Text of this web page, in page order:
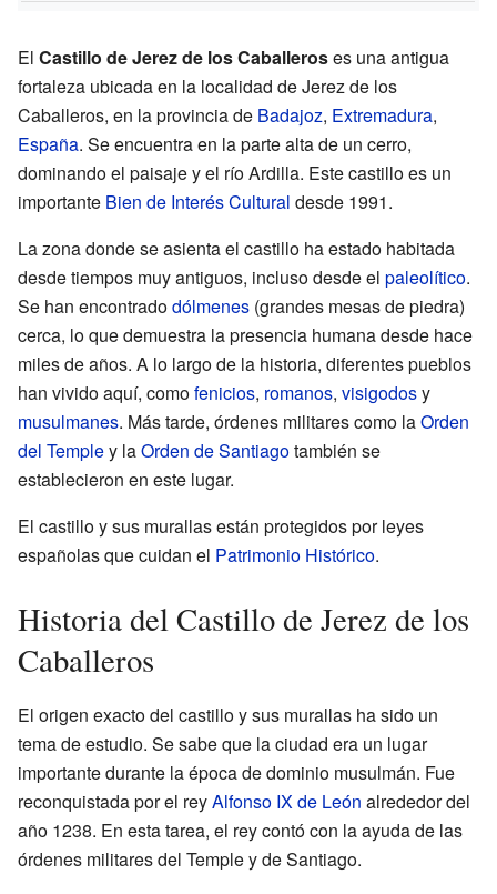
El Castillo de Jerez de los Caballeroses una antigua
fortaleza ubicada en la localidad de Jerez de los
Caballeros, en la provincia de Badajoz, Extremadura,
España. Se encuentra en la parte alta de un cerro,
dominando el paisaje y el río Ardilla. Este castillo es un
importante Bien de Interés Cultural desde 1991.
La zona donde se asienta el castillo ha estado habitada
desde tiempos muy antiguos, incluso desde el paleolítico.
Se han encontradodólmenes (grandes mesas de piedra)
cerca, lo que demuestra la presencia humana desde hace
miles de años. A lo largo de la historia, diferentes pueblos
han vivido aquí, comofenicios, romanos, visigodosy
musulmanes. Más tarde, órdenes militares como laOrden
del Templey laOrden de Santiagotambién se
establecieron en este lugar.
El castillo y sus murallas están protegidos por leyes
españolas que cuidan el Patrimonio Histórico.
Historia del Castillo de Jerez de los
Caballeros
El origen exacto del castillo y sus murallas ha sido un
tema de estudio. Se sabe que la ciudad era un lugar
importante durante la época de dominio musulmán. Fue
reconquistada por el reyAlfonso IX de León alrededor del
año 1238. En esta tarea, el rey contó con la ayuda de las
órdenes militares del Temple y de Santiago.